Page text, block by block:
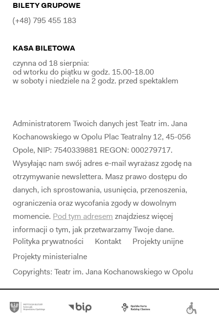
BILETY GRUPOWE
(+48) 795 455 183
KASA BILETOWA
czynna od 18 sierpnia:
od wtorku do piątku w godz. 15.00-18.00
w soboty i niedziele na 2 godz. przed spektaklem
Administratorem Twoich danych jest Teatr im. Jana
Kochanowskiego w Opolu Plac Teatralny 12, 45-056
Opole, NIP: 7540339881 REGON: 000279717.
Wysyłając nam swój adres e-mail wyrażasz zgodę na
otrzymywanie newslettera. Masz prawo dostępu do
danych, ich sprostowania, usunięcia, przenoszenia,
ograniczenia oraz wycofania zgody w dowolnym
momencie. Pod tym adresem znajdziesz więcej
informacji o tym, jak przetwarzamy Twoje dane.
Polityka prywatności
Kontakt
Projekty unijne
Projekty ministerialne
Copyrights: Teatr im. Jana Kochanowskiego w Opolu